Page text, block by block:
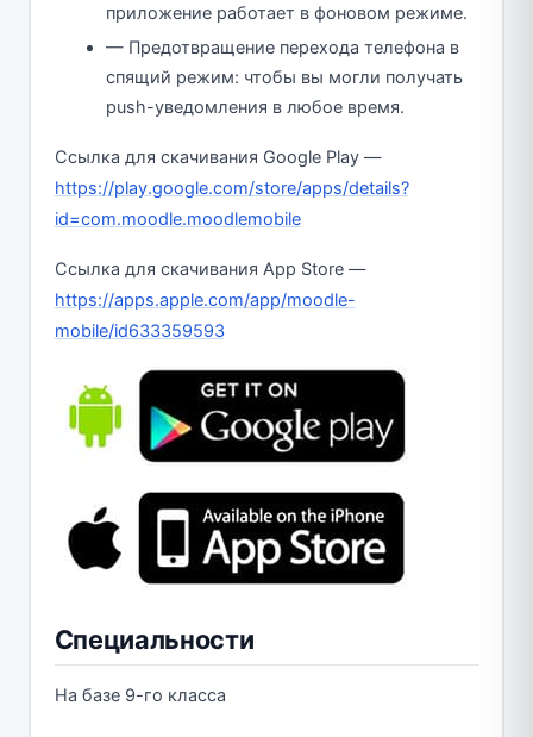
приложение работает в фоновом режиме.
— Предотвращение перехода телефона в
спящий режим: чтобы вы могли получать
push-уведомления в любое время.
Ссылка для скачивания Google Play —
https://play.google.com/store/apps/details?
id=com.moodle.moodlemobile
Ссылка для скачивания App Store —
https://apps.apple.com/app/moodle-
mobile/id633359593
Специальности
На базе 9-го класса